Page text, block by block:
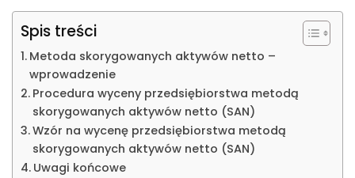
Spis treści
Metoda skorygowanych aktywów netto –
wprowadzenie
Procedura wyceny przedsiębiorstwa metodą
skorygowanych aktywów netto (SAN)
Wzór na wycenę przedsiębiorstwa metodą
skorygowanych aktywów netto (SAN)
Uwagi końcowe